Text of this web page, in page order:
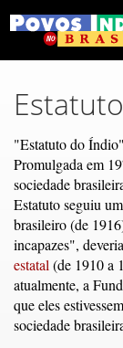
"Estatuto do
Promulgada em
sociedade
Estatuto seguiu
brasileiro (de
incapazes",
estatal (de 1910 a
atualmente, a
que eles
sociedade